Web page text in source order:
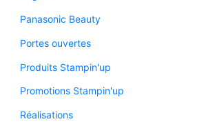
Panasonic Beauty
Portes ouvertes
Produits Stampin'up
Promotions Stampin'up
Réalisations